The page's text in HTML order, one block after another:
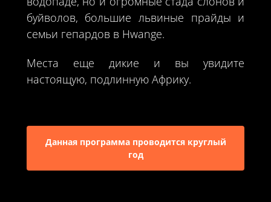
буйволов, большие львиные прайды и
семьи гепардов в Hwange.
Места еще дикие и вы увидите
настоящую, подлинную Африку.
Данная программа проводится круглый
год